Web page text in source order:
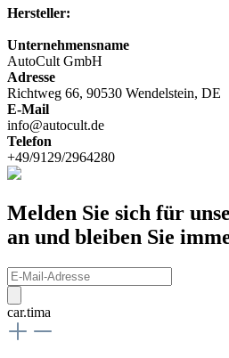
Hersteller:
Unternehmensname
AutoCult GmbH
Adresse
Richtweg 66, 90530 Wendelstein, DE
E-Mail
info@autocult.de
Telefon
+49/9129/2964280
Melden Sie sich für
an und bleiben Sie
car.tima